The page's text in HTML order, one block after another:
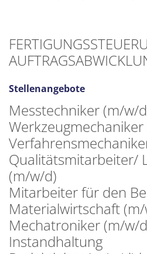
Stellenangebote
Messtechniker (m/w/
Qualitätsmitarbeiter/
(m/w/d)
Mitarbeiter für den
Materialwirtschaft
Mechatroniker (m/w/
Instandhaltung